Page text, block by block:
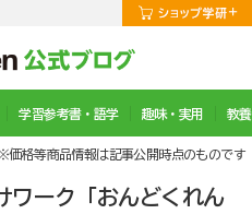
学習参考書・語学 趣味・実用 教
価格等商品情報は記事公開時点のものです
ワーク「おんどくれん